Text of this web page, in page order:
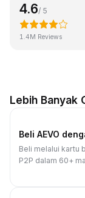
4.6/ 5
1.4M Reviews
Lebih Banyak
Beli AEVO
Beli melalui kartu
P2P dalam 60+